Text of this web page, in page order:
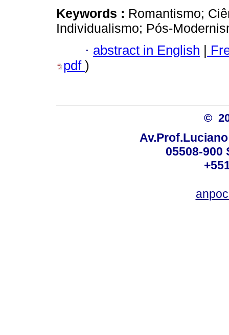
Keywords : Romantismo;
Individualismo; Pós-
· abstract in English |
pdf )
©
05508-900